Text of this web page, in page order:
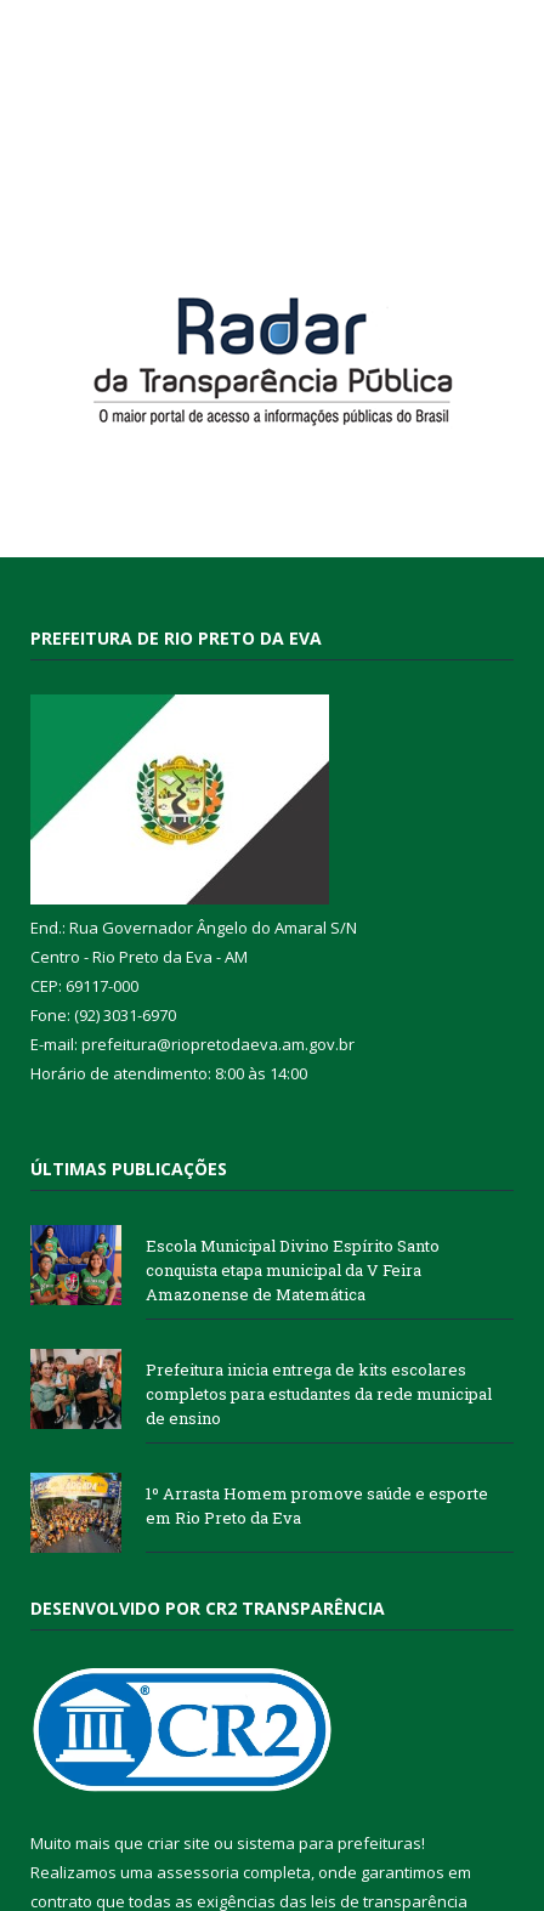
PREFEITURA DE RIO PRETO DA EVA
End.: Rua Governador Ângelo do Amaral S/N
Centro - Rio Preto da Eva - AM
CEP: 69117-000
Fone: (92) 3031-6970
E-mail: prefeitura@riopretodaeva.am.gov.br
Horário de atendimento: 8:00 às 14:00
ÚLTIMAS PUBLICAÇÕES
Escola Municipal Divino Espírito Santo
conquista etapa municipal da V Feira
Amazonense de Matemática
Prefeitura inicia entrega de kits escolares
completos para estudantes da rede municipal
de ensino
1º Arrasta Homem promove saúde e esporte
em Rio Preto da Eva
DESENVOLVIDO POR CR2 TRANSPARÊNCIA
Muito mais que criar site ou sistema para prefeituras!
Realizamos uma assessoria completa, onde garantimos em
contrato que todas as exigências das leis de transparência